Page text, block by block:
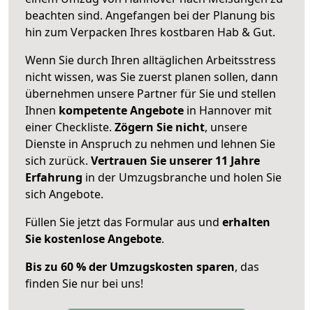
beachten sind. Angefangen bei der Planung bis
hin zum Verpacken Ihres kostbaren Hab & Gut.
Wenn Sie durch Ihren alltäglichen Arbeitsstress
nicht wissen, was Sie zuerst planen sollen, dann
übernehmen unsere Partner für Sie und stellen
Ihnen kompetente Angebote in Hannover mit
einer Checkliste. Zögern Sie nicht, unsere
Dienste in Anspruch zu nehmen und lehnen Sie
sich zurück. Vertrauen Sie unserer 11 Jahre
Erfahrung in der Umzugsbranche und holen Sie
sich Angebote.
Füllen Sie jetzt das Formular aus und erhalten
Sie kostenlose Angebote.
Bis zu 60 % der Umzugskosten sparen, das
finden Sie nur bei uns!